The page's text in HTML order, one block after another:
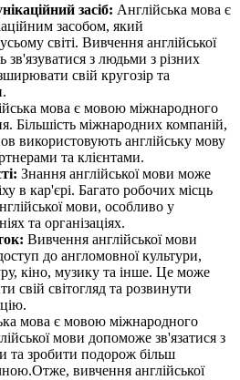
засіб: Англійська мова є
засобом, який
світі. Вивчення англійської
зв'язуватися з людьми з різних
свій кругозір та
мова є мовою міжнародного
Більшість міжнародних компаній,
використовують англійську мову
та клієнтами.
Знання англійської мови може
в кар'єрі. Багато робочих місць
мови, особливо у
та організаціях.
Вивчення англійської мови
до англомовної культури,
кіно, музику та інше. Це може
свій світогляд та розвинути
мова є мовою міжнародного
мови допоможе зв'язатися з
та зробити подорож більш
вивчення англійської